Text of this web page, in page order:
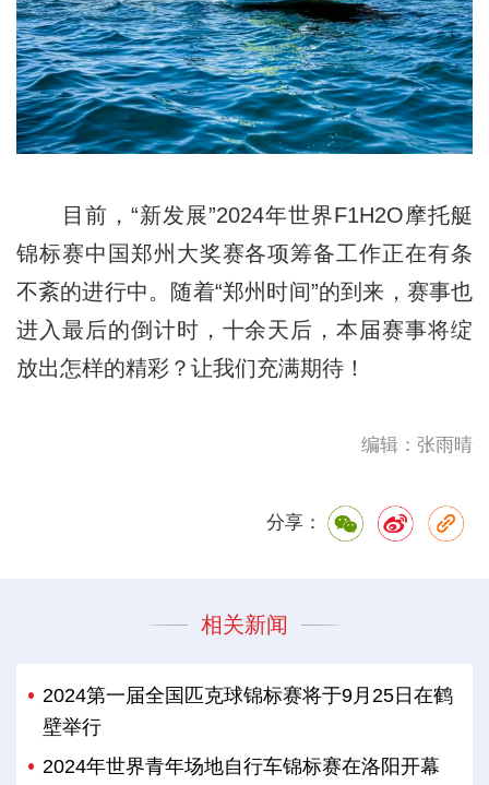
目前，“新发展”2024年世界F1H2O摩托艇
锦标赛中国郑州大奖赛各项筹备工作正在有条
不紊的进行中。随着“郑州时间”的到来，赛事也
进入最后的倒计时，十余天后，本届赛事将绽
放出怎样的精彩？让我们充满期待！
编辑：张雨晴
分享：
相关新闻
2024第一届全国匹克球锦标赛将于9月25日在鹤
壁举行
2024年世界青年场地自行车锦标赛在洛阳开幕